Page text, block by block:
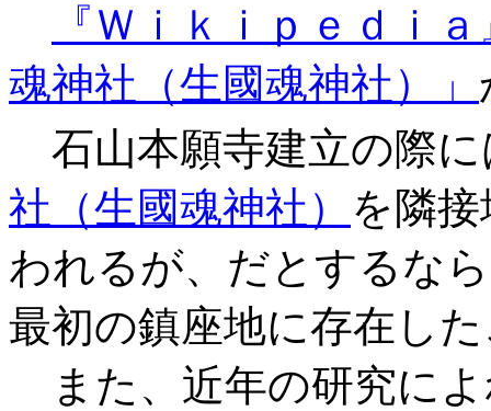
『Ｗｉｋｉｐｅｄｉ
魂神社（生國魂神社）」
石山本願寺建立の際に
社（生國魂神社） を隣
われるが、だとするな
最初の鎮座地に存在し
また、近年の研究に